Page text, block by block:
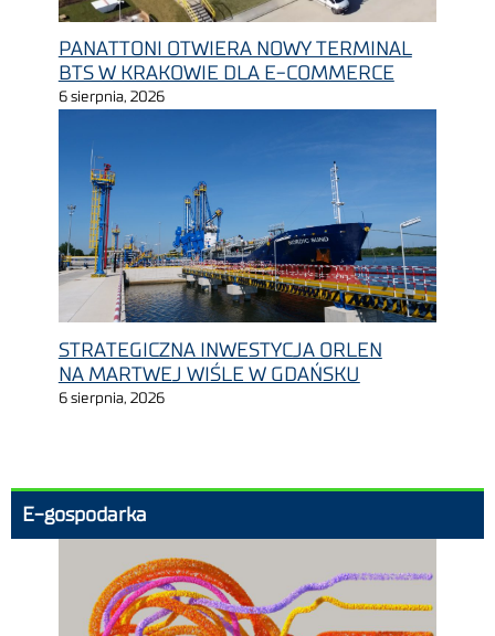
PANATTONI OTWIERA NOWY TERMINAL
BTS W KRAKOWIE DLA E-COMMERCE
6 sierpnia, 2026
STRATEGICZNA INWESTYCJA ORLEN
NA MARTWEJ WIŚLE W GDAŃSKU
6 sierpnia, 2026
E-gospodarka